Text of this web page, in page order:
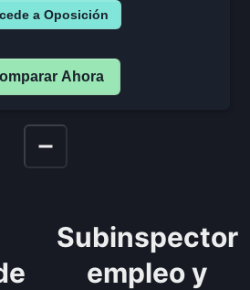
a Oposición
Ahora
Subinspector
empleo y